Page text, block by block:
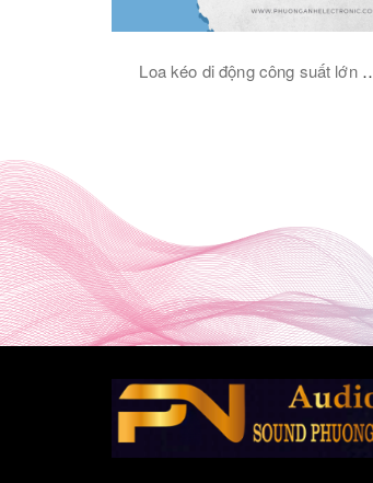
Loa kéo di động công suất lớn 2